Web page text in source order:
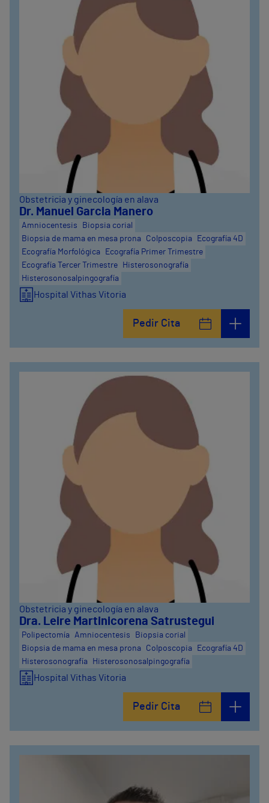
Obstetricia y ginecología en alava
Dr. Manuel Garcia Manero
Amniocentesis
Biopsia corial
Biopsia de mama en mesa prona
Colposcopia
Ecografía 4D
Ecografía Morfológica
Ecografía Primer Trimestre
Ecografía Tercer Trimestre
Histerosonografía
Histerosonosalpingografía
Hospital Vithas Vitoria
Pedir Cita
Obstetricia y ginecología en alava
Dra. Leire Martinicorena Satrustegui
Polipectomía Amniocentesis
Biopsia corial
Biopsia de mama en mesa prona
Colposcopia
Ecografía 4D
Histerosonografía
Histerosonosalpingografía
Hospital Vithas Vitoria
Pedir Cita